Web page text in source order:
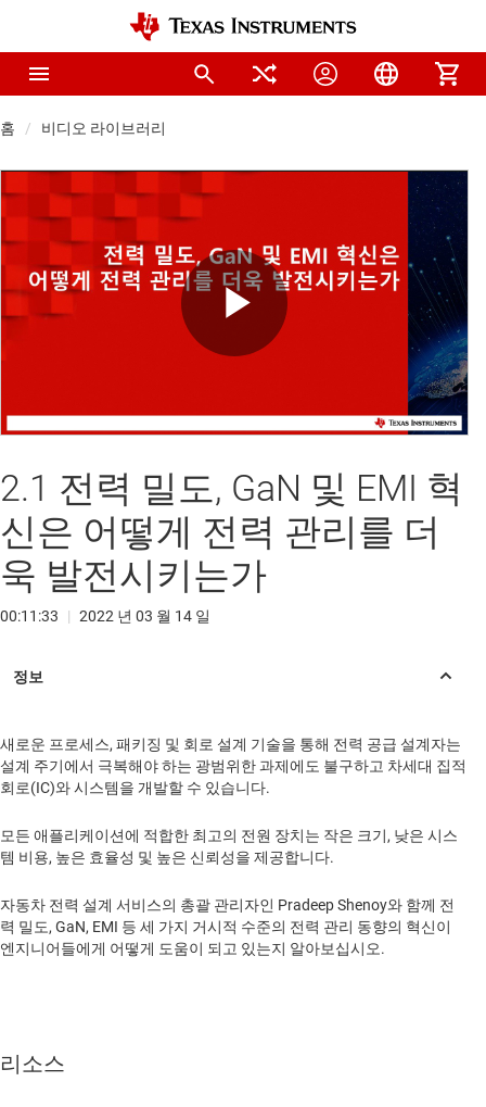
홈 비디오 라이브러리
Play
Video
2.1 전력 밀도, GaN 및 EMI 혁
신은 어떻게 전력 관리를 더
욱 발전시키는가
00:11:33 | 2022 년 03 월 14 일
새로운 프로세스, 패키징 및 회로 설계 기술을 통해 전력 공급 설계자는
설계 주기에서 극복해야 하는 광범위한 과제에도 불구하고 차세대 집적
회로(IC)와 시스템을 개발할 수 있습니다.
모든 애플리케이션에 적합한 최고의 전원 장치는 작은 크기, 낮은 시스
템 비용, 높은 효율성 및 높은 신뢰성을 제공합니다.
자동차 전력 설계 서비스의 총괄 관리자인 Pradeep Shenoy와 함께 전
력 밀도, GaN, EMI 등 세 가지 거시적 수준의 전력 관리 동향의 혁신이
엔지니어들에게 어떻게 도움이 되고 있는지 알아보십시오.
리소스